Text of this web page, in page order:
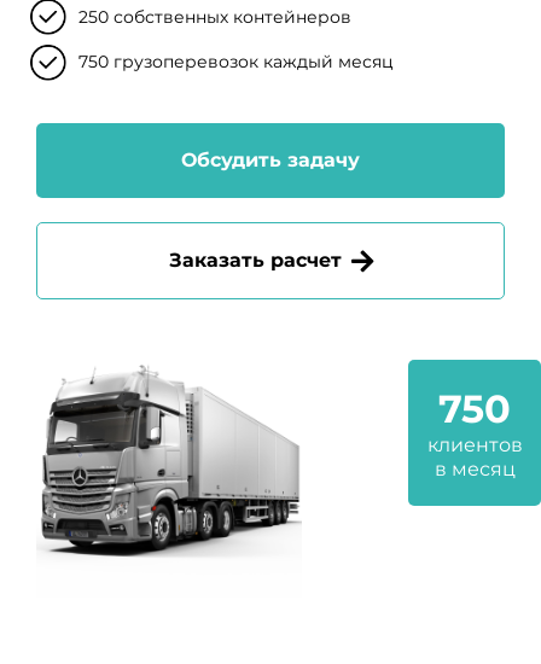
250 собственных контейнеров
750 грузоперевозок каждый месяц
Обсудить задачу
Заказать расчет
750
клиентов
в месяц